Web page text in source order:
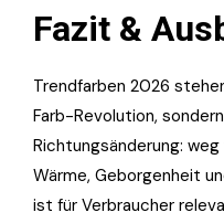
Fazit &
Trendfarben 2026
Farb-Revolution,
Richtungsänderung:
Wärme, Geborgenheit
ist für Verbraucher